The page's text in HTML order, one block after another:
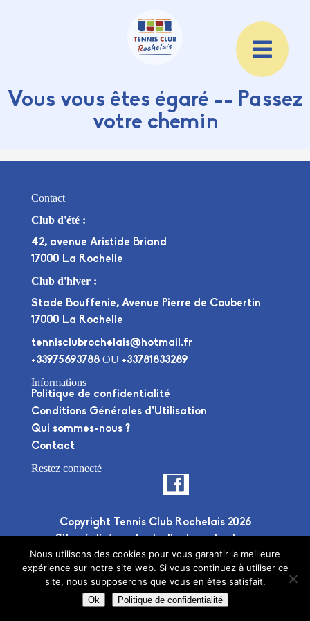
Vous vous êtes égaré -- Passez
votre chemin
Contact
Club d'été :
42, avenue Aristide Briand
17000 La Rochelle
Club d'hiver :
Stade Bouffenie, Avenue Pierre de Coubertin
17000 La Rochelle
tennisclubrochelais@hotmail.fr
+33975693788OU +33781833289
Informations
Politique de confidentialité
Conditions Générales d’Utilisation
Qui sommes-nous ?
Contact
Restez connecté
Copyright Tennis Club Rochelais 2026
Site réalisé par lestudio deuxplusdeux
Nous utilisons des cookies pour vous garantir la meilleure
expérience sur notre site web. Si vous continuez à utiliser ce
site, nous supposerons que vous en êtes satisfait.
Ok Politique de confidentialité